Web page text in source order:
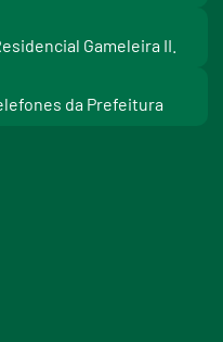
Gameleira II.
da Prefeitura